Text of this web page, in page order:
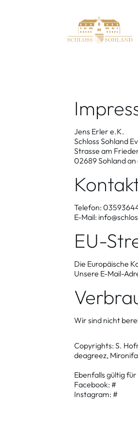
Jens Erler e.K.
Schloss Sohland
Strasse am
02689 Sohland an
Telefon:
E-Mail:
EU-
Die Europäische
Unsere E-Mail-
Wir sind nicht
Copyrights: S.
deagreez,
Ebenfalls gültig
Facebook: #
Instagram: #